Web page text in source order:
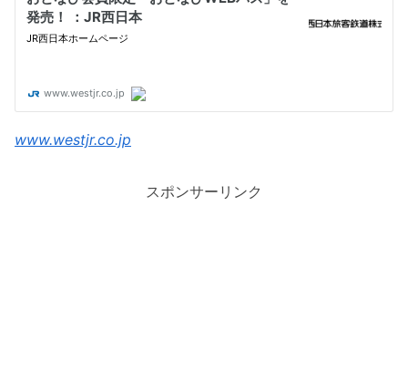
www.westjr.co.jp
スポンサーリンク